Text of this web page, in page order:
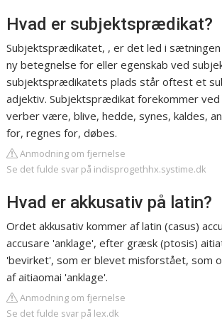
Hvad er subjektsprædikat?
Subjektsprædikatet, , er det led i
ny betegnelse for eller egenskab ved
subjektsprædikatets plads står oftest et
adjektiv. Subjektsprædikat forekommer ved
verber være, blive, hedde, synes, kaldes,
for, regnes for, døbes.
Anmodning om fjernelse
Se det fulde svar på indisprogethhx.systime.dk
Hvad er akkusativ på latin?
Ordet akkusativ kommer af latin (casus)
accusare 'anklage', efter græsk (ptosis)
'bevirket', som er blevet misforstået, som
af aitiaomai 'anklage'.
Anmodning om fjernelse
Se det fulde svar på lex.dk